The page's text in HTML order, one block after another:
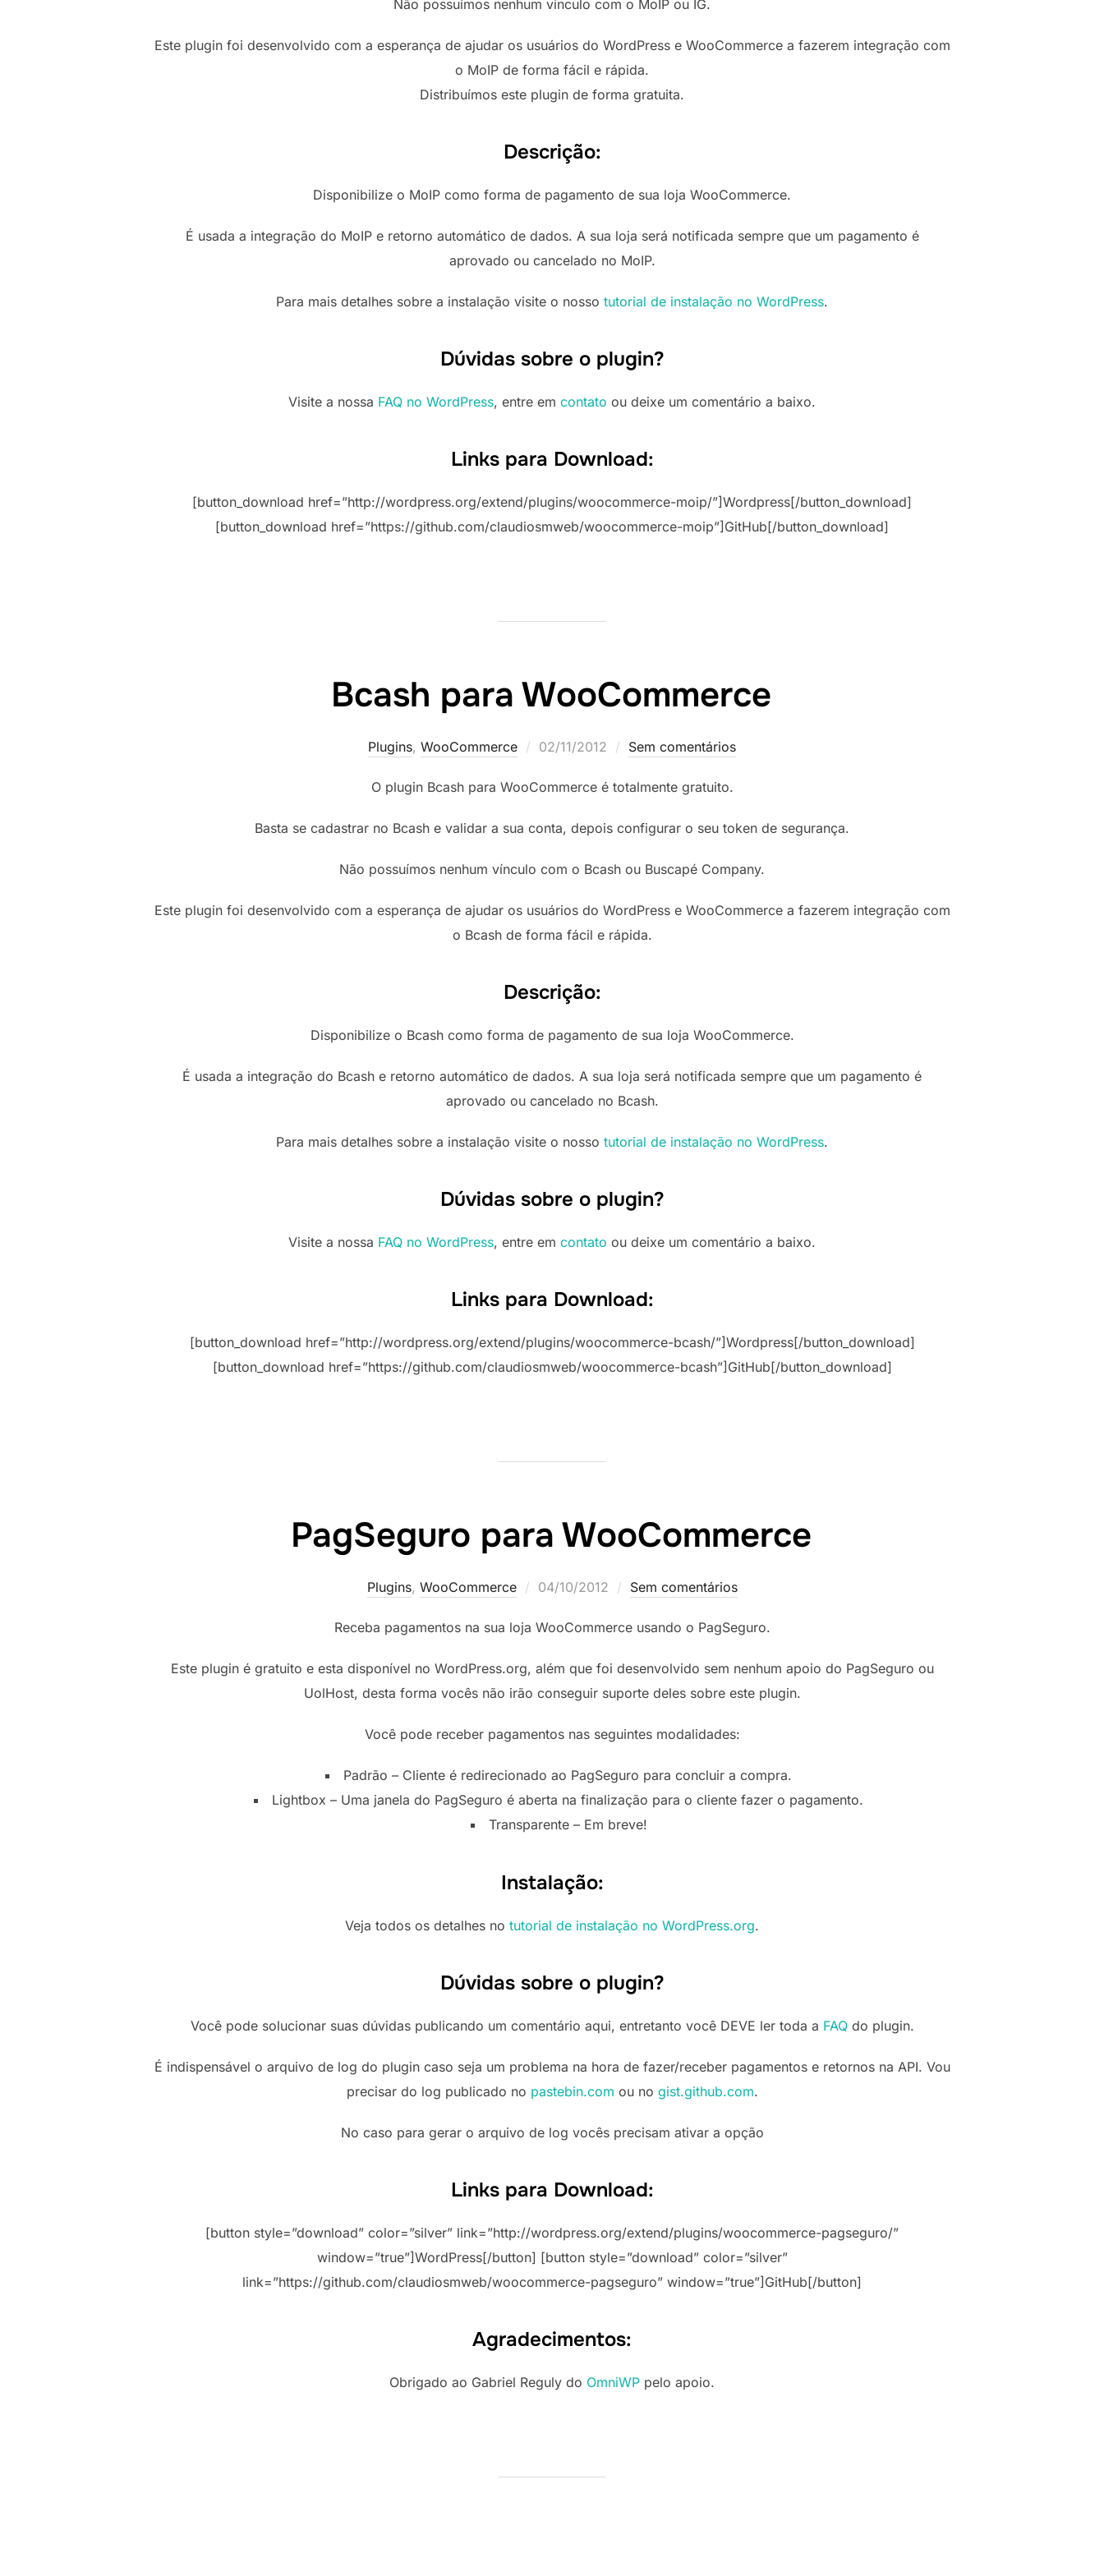
Não possuímos nenhum vinculo com o MoIP ou IG.
Este plugin foi desenvolvido com a esperança de ajudar os usuários do WordPress e WooCommerce a fazerem integração com
o MoIP de forma fácil e rápida.
Distribuímos este plugin de forma gratuita.
Descrição:
Disponibilize o MoIP como forma de pagamento de sua loja WooCommerce.
É usada a integração do MoIP e retorno automático de dados. A sua loja será notificada sempre que um pagamento é
aprovado ou cancelado no MoIP.
Para mais detalhes sobre a instalação visite o nosso tutorial de instalação no WordPress.
Dúvidas sobre o plugin?
Visite a nossa FAQ no WordPress, entre em contato ou deixe um comentário a baixo.
Links para Download:
[button_download href=”http://wordpress.org/extend/plugins/woocommerce-moip/”]Wordpress[/button_download]
[button_download href=”https://github.com/claudiosmweb/woocommerce-moip”]GitHub[/button_download]
Bcash para WooCommerce
Plugins, WooCommerce
Postado
02/11/2012 Sem comentários
O plugin Bcash para WooCommerce é totalmente gratuito.
Basta se cadastrar no Bcash e validar a sua conta, depois configurar o seu token de segurança.
Não possuímos nenhum vínculo com o Bcash ou Buscapé Company.
Este plugin foi desenvolvido com a esperança de ajudar os usuários do WordPress e WooCommerce a fazerem integração com
o Bcash de forma fácil e rápida.
Descrição:
Disponibilize o Bcash como forma de pagamento de sua loja WooCommerce.
É usada a integração do Bcash e retorno automático de dados. A sua loja será notificada sempre que um pagamento é
aprovado ou cancelado no Bcash.
Para mais detalhes sobre a instalação visite o nosso tutorial de instalação no WordPress.
Dúvidas sobre o plugin?
Visite a nossa FAQ no WordPress, entre em contato ou deixe um comentário a baixo.
Links para Download:
[button_download href=”http://wordpress.org/extend/plugins/woocommerce-bcash/”]Wordpress[/button_download]
[button_download href=”https://github.com/claudiosmweb/woocommerce-bcash”]GitHub[/button_download]
PagSeguro para WooCommerce
Plugins, WooCommerce
Postado
04/10/2012 Sem comentários
Receba pagamentos na sua loja WooCommerce usando o PagSeguro.
Este plugin é gratuito e esta disponível no WordPress.org, além que foi desenvolvido sem nenhum apoio do PagSeguro ou
UolHost, desta forma vocês não irão conseguir suporte deles sobre este plugin.
Você pode receber pagamentos nas seguintes modalidades:
Padrão – Cliente é redirecionado ao PagSeguro para concluir a compra.
Lightbox – Uma janela do PagSeguro é aberta na finalização para o cliente fazer o pagamento.
Transparente – Em breve!
Instalação:
Veja todos os detalhes no tutorial de instalação no WordPress.org.
Dúvidas sobre o plugin?
Você pode solucionar suas dúvidas publicando um comentário aqui, entretanto você DEVE ler toda a FAQdo plugin.
É indispensável o arquivo de log do plugin caso seja um problema na hora de fazer/receber pagamentos e retornos na API. Vou
precisar do log publicado no pastebin.com ou no gist.github.com.
No caso para gerar o arquivo de log vocês precisam ativar a opção
Links para Download:
[button style=”download” color=”silver” link=”http://wordpress.org/extend/plugins/woocommerce-pagseguro/”
window=”true”]WordPress[/button] [button style=”download” color=”silver”
link=”https://github.com/claudiosmweb/woocommerce-pagseguro” window=”true”]GitHub[/button]
Agradecimentos:
Obrigado ao Gabriel Reguly do OmniWP pelo apoio.